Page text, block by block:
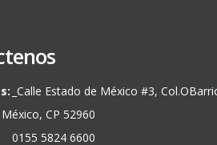
_Calle Estado de México #3,
CP 52960
0155 5824 6600